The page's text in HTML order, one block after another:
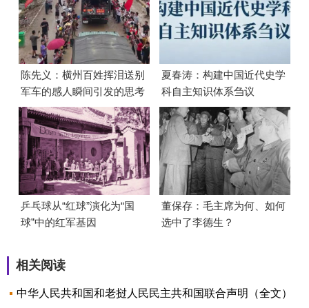
陈先义：横州百姓挥泪送别
军车的感人瞬间引发的思考
夏春涛：构建中国近代史学
科自主知识体系刍议
乒乓球从“红球”演化为“国
球”中的红军基因
董保存：毛主席为何、如何
选中了李德生？
相关阅读
中华人民共和国和老挝人民民主共和国联合声明（全文）